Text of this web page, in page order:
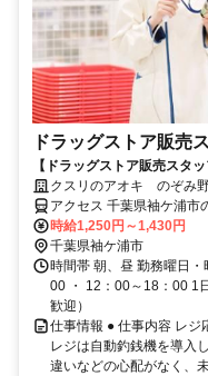
ドラッグストア販売
【ドラッグストア販売ス
50代60代も活躍中‼
クスリのアオキ のぞみ
アクセス 千葉県袖ケ浦市
時給1,250円～1,430円
千葉県袖ケ浦市
時間帯 朝、昼 勤務曜日
00 ・ 12：00～18：00 1
歓迎）
仕事情報 ● 仕事内容 レジ
レジは自動釣銭機を導入
違いなどの心配がなく、